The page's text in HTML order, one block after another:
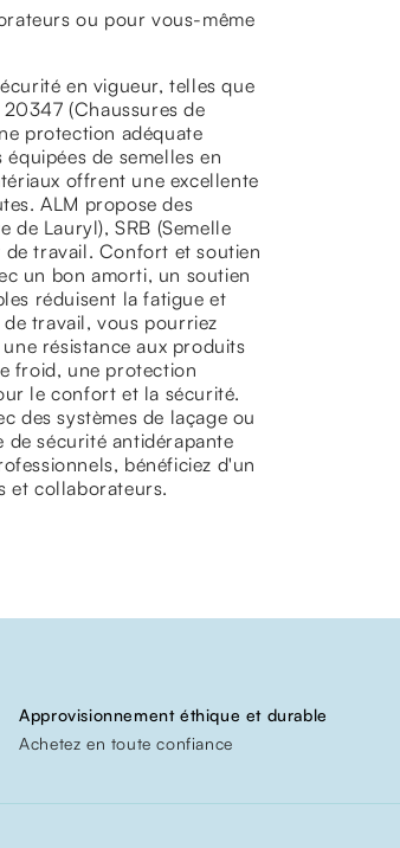
ou pour vous-même
en vigueur, telles que
(Chaussures de
protection adéquate
de semelles en
offrent une excellente
ALM propose des
de Lauryl), SRB (Semelle
de travail. Confort et soutien
un bon amorti, un soutien
réduisent la fatigue et
travail, vous pourriez
résistance aux produits
froid, une protection
le confort et la sécurité.
des systèmes de laçage ou
de sécurité antidérapante
bénéficiez d'un
et collaborateurs.
Approvisionnement éthique et durable
Achetez en toute confiance